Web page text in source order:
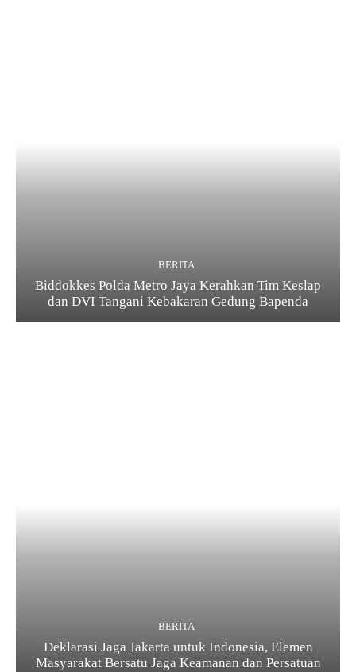
BERITA
Biddokkes Polda Metro Jaya Kerahkan Tim Keslap
dan DVI Tangani Kebakaran Gedung Bapenda
BERITA
Deklarasi Jaga Jakarta untuk Indonesia, Elemen
Masyarakat Bersatu Jaga Keamanan dan Persatuan